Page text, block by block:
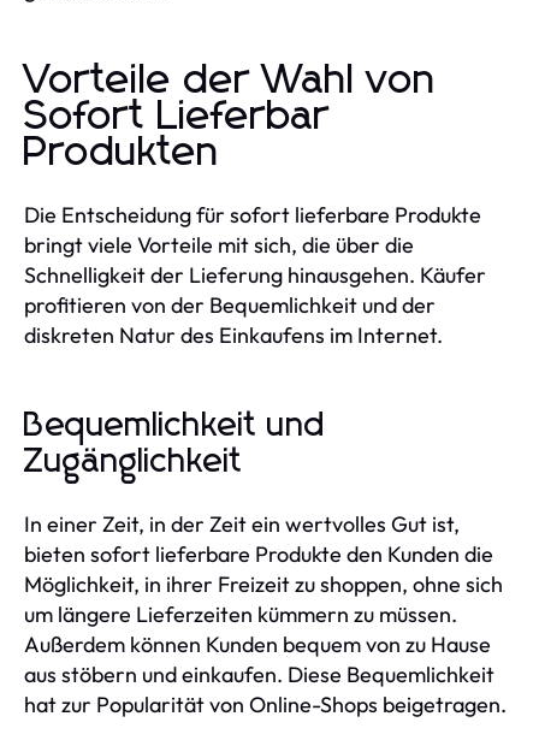
Vorteile der Wahl von
Sofort Lieferbar
Produkten
Die Entscheidung für sofort lieferbare Produkte
bringt viele Vorteile mit sich, die über die
Schnelligkeit der Lieferung hinausgehen. Käufer
profitieren von der Bequemlichkeit und der
diskreten Natur des Einkaufens im Internet.
Bequemlichkeit und
Zugänglichkeit
In einer Zeit, in der Zeit ein wertvolles Gut ist,
bieten sofort lieferbare Produkte den Kunden die
Möglichkeit, in ihrer Freizeit zu shoppen, ohne sich
um längere Lieferzeiten kümmern zu müssen.
Außerdem können Kunden bequem von zu Hause
aus stöbern und einkaufen. Diese Bequemlichkeit
hat zur Popularität von Online-Shops beigetragen.